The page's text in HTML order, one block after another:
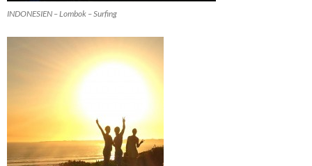
INDONESIEN – Lombok – Surfing